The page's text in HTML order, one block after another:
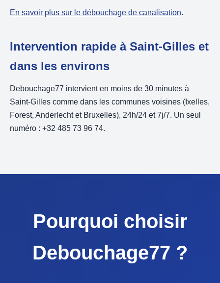
En savoir plus sur le débouchage de canalisation.
Intervention rapide à Saint-Gilles et
dans les environs
Debouchage77 intervient en moins de 30 minutes à
Saint-Gilles comme dans les communes voisines (Ixelles,
Forest, Anderlecht et Bruxelles), 24h/24 et 7j/7. Un seul
numéro : +32 485 73 96 74.
Pourquoi choisir
Debouchage77 ?